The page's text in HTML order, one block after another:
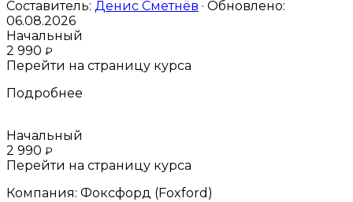
Составитель: Денис Сметнёв · Обновлено:
06.08.2026
Начальный
2 990 ₽
Перейти на страницу курса
Подробнее
Начальный
2 990 ₽
Перейти на страницу курса
Компания: Фоксфорд (Foxford)